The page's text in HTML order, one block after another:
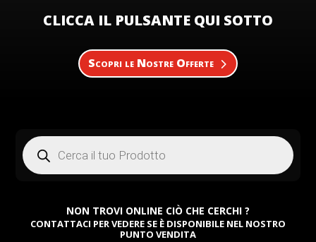
CLICCA IL PULSANTE QUI SOTTO
Scopri le Nostre Offerte
Products
search
NON TROVI ONLINE CIÒ CHE CERCHI ?
CONTATTACI PER VEDERE SE È DISPONIBILE NEL NOSTRO
PUNTO VENDITA